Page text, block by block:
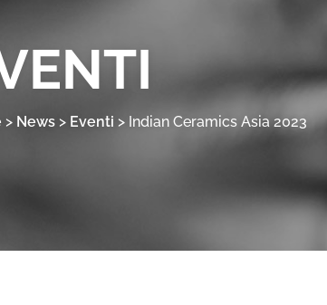
> News > Eventi > Indian Ceramics Asia 2023